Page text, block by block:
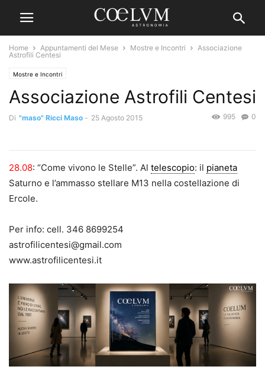
Home Appuntamenti del Mese Mostre e Incontri
Associazione
Astrofili Centesi
Mostre e Incontri
Associazione Astrofili Centesi
Di "maso" Ricci Maso - 25 Agosto 2015 0
995
28.08: “Come vivono le Stelle”. Al telescopio: il pianeta
Saturno e l’ammasso stellare M13 nella costellazione di
Ercole.
Per info: cell. 346 8699254
astrofilicentesi@gmail.com
www.astrofilicentesi.it